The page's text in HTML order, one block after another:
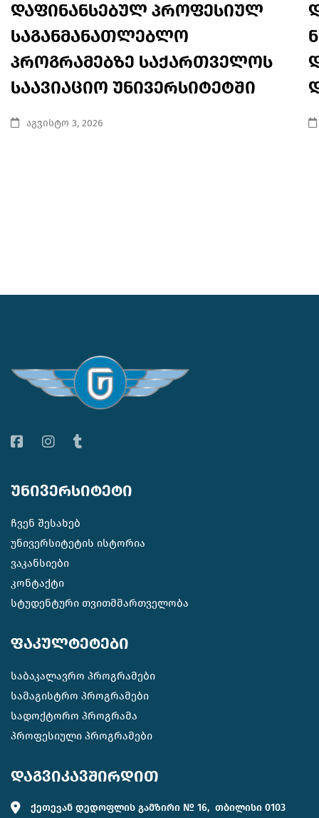
დაფინანსებულ პროფესიულ
საგანმანათლებლო
პროგრამებზე საქართველოს
საავიაციო უნივერსიტეტში
აგვისტო 3, 2026
უნივერსიტეტი
ჩვენ შესახებ
უნივერსიტეტის ისტორია
ვაკანსიები
კონტაქტი
სტუდენტური თვითმმართველობა
ფაკულტეტები
საბაკალავრო პროგრამები
სამაგისტრო პროგრამები
სადოქტორო პროგრამა
პროფესიული პროგრამები
დაგვიკავშირდით
ქეთევან დედოფლის გამზირი № 16, თბილისი 0103